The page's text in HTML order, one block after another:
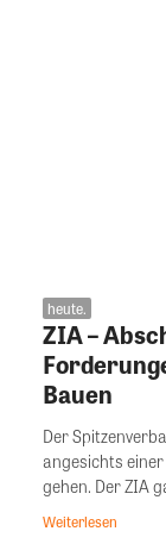
heute.
ZIA –
Bauen
Der
angesichts
gehen. Der ZIA
Weiterlesen